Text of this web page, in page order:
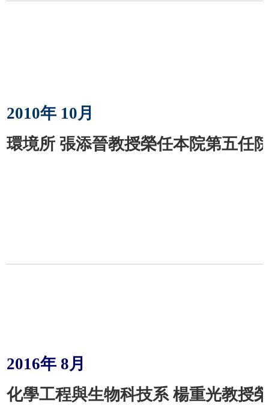
2010年 10月
環境所 張添晉教授榮任本院第五任
2016年 8月
化學工程與生物科技系 楊重光教授